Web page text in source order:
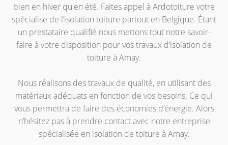
bien en hiver qu'en été. Faites appel à Ardotoiture votre
spécialise de l’isolation toiture partout en Belgique. Étant
un prestataire qualifié nous mettons tout notre savoir-
faire à votre disposition pour vos travaux d’isolation de
toiture à Amay.
Nous réalisons des travaux de qualité, en utilisant des
matériaux adéquats en fonction de vos besoins. Ce qui
vous permettra de faire des économies d’énergie. Alors
n’hésitez pas à prendre contact avec notre entreprise
spécialisée en isolation de toiture à Amay.